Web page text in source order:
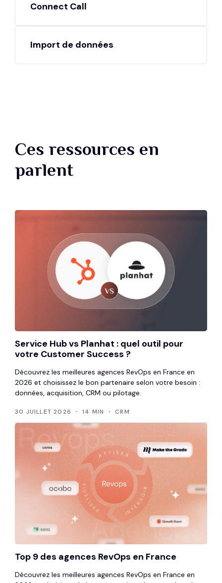
Connect Call
Import de données
Ces ressources en
parlent
Service Hub vs Planhat : quel outil pour
votre Customer Success ?
Découvrez les meilleures agences RevOps en France en
2026 et choisissez le bon partenaire selon votre besoin :
données, acquisition, CRM ou pilotage.
30 JUILLET 2026 14 MIN CRM
Top 9 des agences RevOps en France
Découvrez les meilleures agences RevOps en France en